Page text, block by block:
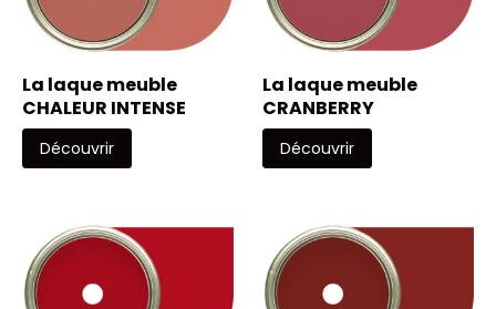
La laque meuble
CHALEUR INTENSE
Découvrir
La laque meuble
CRANBERRY
Découvrir